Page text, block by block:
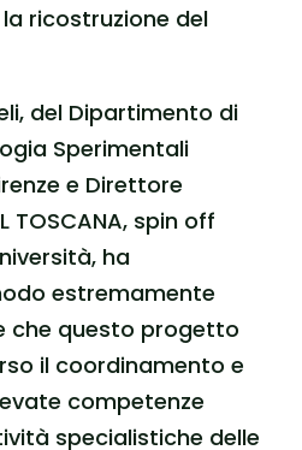
ricostruzione del
del Dipartimento di
Sperimentali
e Direttore
TOSCANA, spin off
ha
estremamente
che questo progetto
il coordinamento e
competenze
specialistiche delle